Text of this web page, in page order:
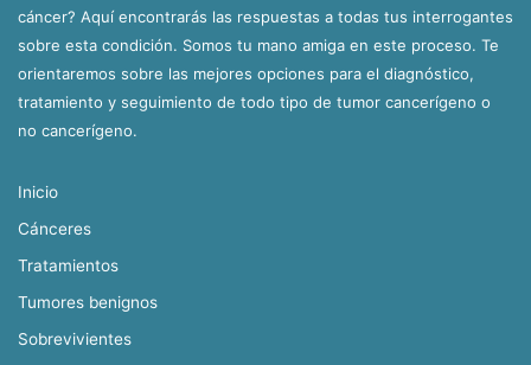
cáncer? Aquí encontrarás las respuestas a todas tus interrogantes
sobre esta condición. Somos tu mano amiga en este proceso. Te
orientaremos sobre las mejores opciones para el diagnóstico,
tratamiento y seguimiento de todo tipo de tumor cancerígeno o
no cancerígeno.
Inicio
Cánceres
Tratamientos
Tumores benignos
Sobrevivientes